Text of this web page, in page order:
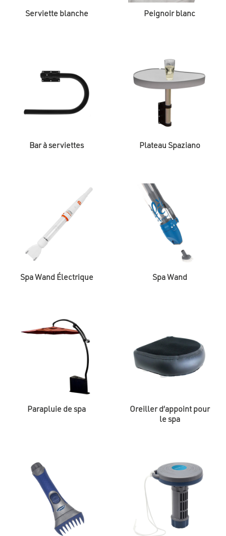
Serviette blanche Peignoir blanc
peuvent
être
choisies
Bar à serviettes Plateau Spaziano
Spa Wand Électrique Spa Wand
Parapluie de spa
Oreiller d’appoint pour
le spa